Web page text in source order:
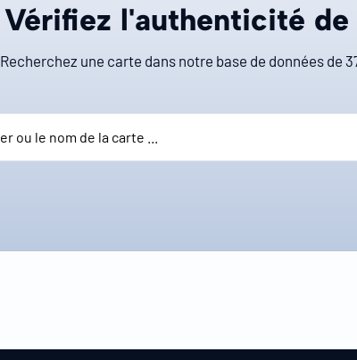
Vérifiez l'authenticité
Recherchez une carte dans notre base de données de